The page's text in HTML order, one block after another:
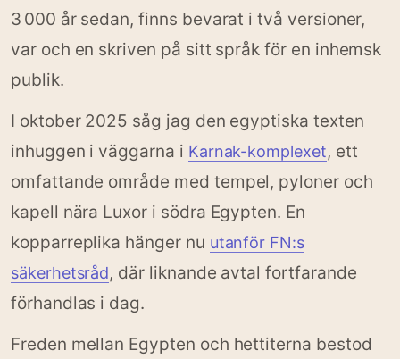
3 000 år sedan, finns bevarat i två versioner,
var och en skriven på sitt språk för en inhemsk
publik.
I oktober 2025 såg jag den egyptiska texten
inhuggen i väggarna i Karnak-komplexet, ett
omfattande område med tempel, pyloner och
kapell nära Luxor i södra Egypten. En
kopparreplika hänger nu utanför FN:s
säkerhetsråd, där liknande avtal fortfarande
förhandlas i dag.
Freden mellan Egypten och hettiterna bestod